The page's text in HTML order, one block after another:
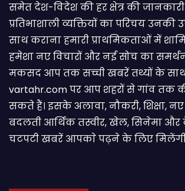
समेत देश-विदेश की हर क्षेत्र की
प्रतिभाशाली व्यक्तियों का परिचय उनकी
साथ कराना हमारी प्राथमिकताओं में
हमेशा नए विचारों और नई सोच का समर्थन
मकसद आप तक सच्ची खबरें तथ्यों के साथ
vartahr.com पर आप शहरों से गांव तक
सकते हैं। इसके अलावा, नौकरी, शिक्षा,
बदलती आर्थिक तस्वीर, खेल, सिनेमा
चटपटी खबरें आपकाे पढ़ने के लिए